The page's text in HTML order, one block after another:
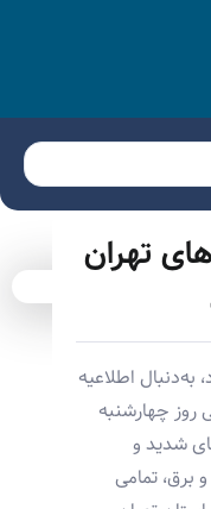
تهران
به‌دنبال اطلاعیه
چهارشنبه
گرمای شدید و
تمامی